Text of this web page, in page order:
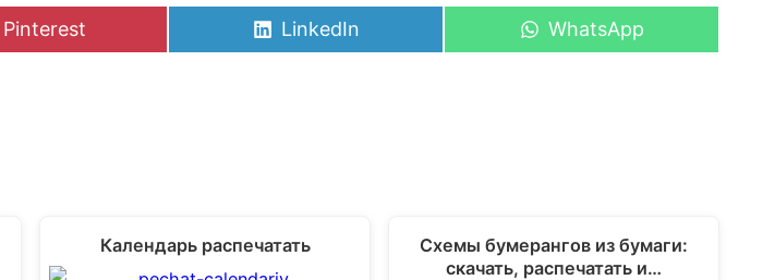
Share
on
Pinterest
Share
on
LinkedIn
Share
on
WhatsApp
Календарь распечатать
Схемы бумерангов из бумаги:
скачать, распечатать и…